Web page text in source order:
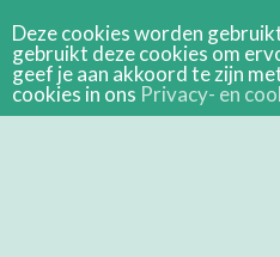
Deze cookies worden
gebruikt deze cookies om
geef je aan akkoord te zijn
cookies in ons Privacy- en